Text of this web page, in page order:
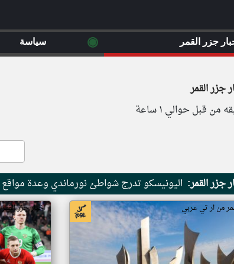
جزر القمر
من قبل حوالي ١ ساعة
جزر القمر: اليونيسكو تدرج شواطئ نورماندي وعدة
من ار تي عربي اخبار جزر
جزر القمر ◉ سياسة